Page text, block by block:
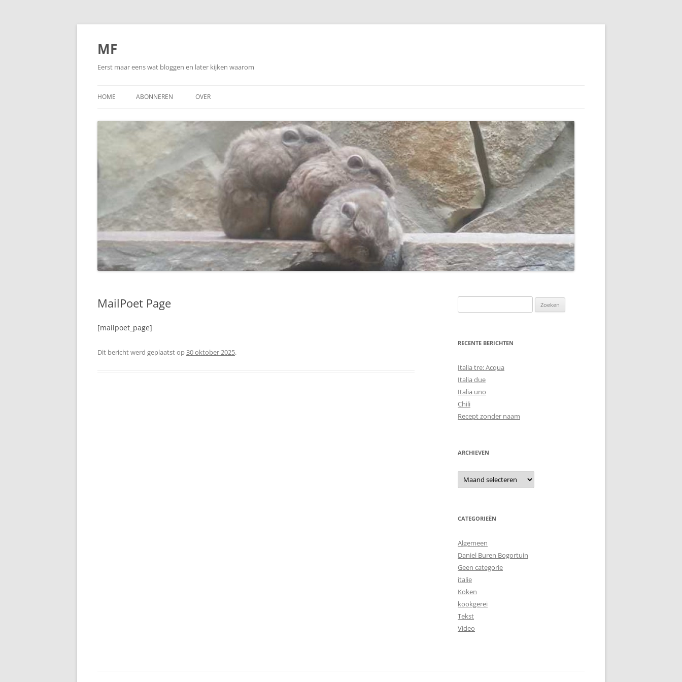
Ga
inhoud
MF
Eerst maar eens wat bloggen en later kijken waarom
HOME ABONNEREN OVER
MailPoet Page
[mailpoet_page]
Dit bericht werd geplaatst op30 oktober 2025.
naar:
RECENTE BERICHTEN
Italia tre: Acqua
Italia due
Italia uno
Chili
Recept zonder naam
ARCHIEVEN
Archieven
CATEGORIEËN
Algemeen
Daniel Buren Bogortuin
Geen categorie
italie
Koken
kookgerei
Tekst
Video